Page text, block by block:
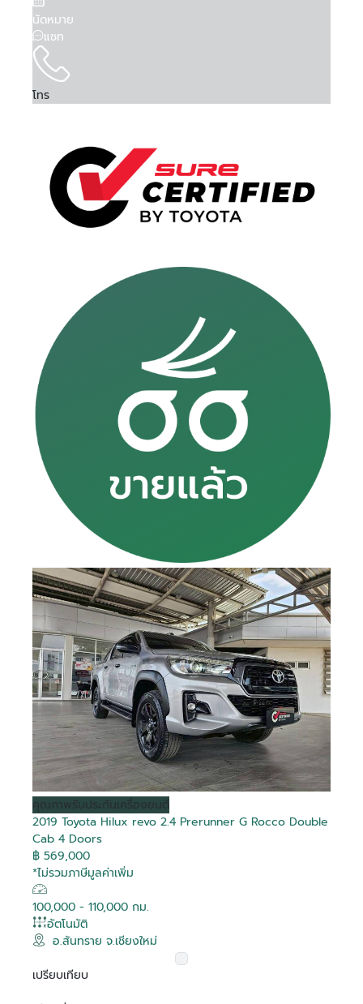
นัดหมาย
แชท
โทร
คุณภาพรับประกันเครื่องยนต์
2019 Toyota Hilux revo 2.4 Prerunner G Rocco Double
Cab 4 Doors
฿ 569,000
*ไม่รวมภาษีมูลค่าเพิ่ม
100,000 - 110,000 กม.
อัตโนมัติ
อ.สันทราย จ.เชียงใหม่
เปรียบเทียบ